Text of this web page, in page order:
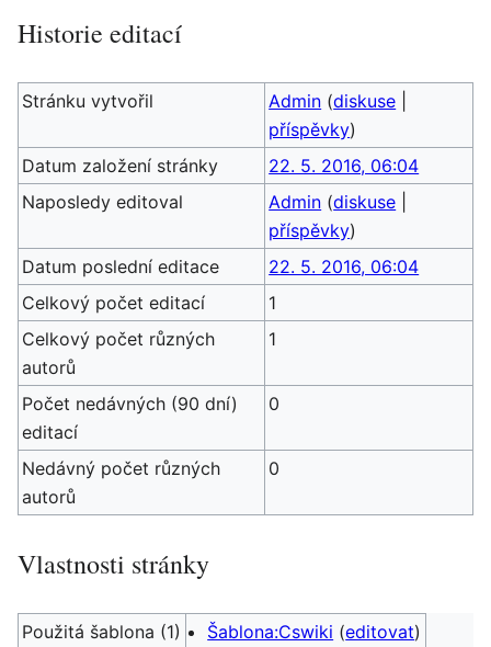
Historie editací
Stránku vytvořil Admin (diskuse
příspěvky)
Datum založení stránky
22. 5. 2016, 06:04
Naposledy editoval
Admin (diskuse
příspěvky)
Datum poslední editace
22. 5. 2016, 06:04
Celkový počet editací
1
Celkový počet různých
autorů
1
Počet nedávných (90 dní)
editací
0
Nedávný počet různých
autorů
0
Vlastnosti stránky
Použitá šablona (1) Šablona:Cswiki (editovat)